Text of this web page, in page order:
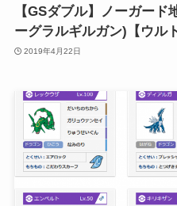
【GSダブル】ノーガー
ーグラルギルガン)【ウル
2019年4月22日